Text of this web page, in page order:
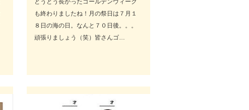
とうとう長かったゴールデンウィーク
も終わりましたね！月の祭日は７月１
８日の海の日。なんと７０日後。。。
頑張りましょう（笑）皆さんゴ…